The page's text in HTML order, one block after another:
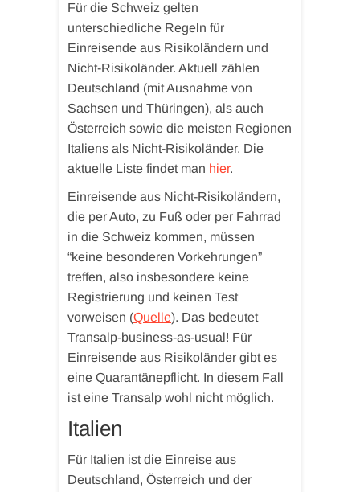
Für die Schweiz gelten
unterschiedliche Regeln für
Einreisende aus Risikoländern und
Nicht-Risikoländer. Aktuell zählen
Deutschland (mit Ausnahme von
Sachsen und Thüringen), als auch
Österreich sowie die meisten Regionen
Italiens als Nicht-Risikoländer. Die
aktuelle Liste findet man hier.
Einreisende aus Nicht-Risikoländern,
die per Auto, zu Fuß oder per Fahrrad
in die Schweiz kommen, müssen
“keine besonderen Vorkehrungen”
treffen, also insbesondere keine
Registrierung und keinen Test
vorweisen (Quelle). Das bedeutet
Transalp-business-as-usual! Für
Einreisende aus Risikoländer gibt es
eine Quarantänepflicht. In diesem Fall
ist eine Transalp wohl nicht möglich.
Italien
Für Italien ist die Einreise aus
Deutschland, Österreich und der